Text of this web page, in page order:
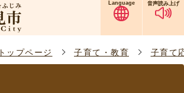
音声読み上げ
Language
トップページ 子育て・教育 子育て